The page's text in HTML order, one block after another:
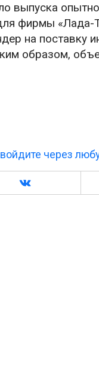
выпуска
фирмы «Лада-
на поставку
образом,
через